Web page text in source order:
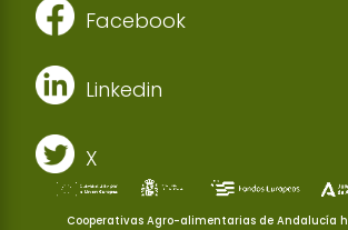
Facebook
Linkedin
X
Cooperativas Agro-alimentarias de Andalucía